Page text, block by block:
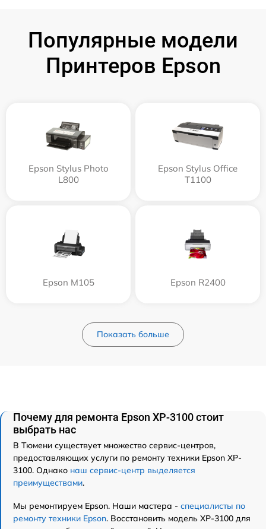
Популярные модели
Принтеров Epson
Epson Stylus Photo
L800
Epson Stylus Office
T1100
Epson M105 Epson R2400
Показать больше
Почему для ремонта Epson XP-3100 стоит
выбрать нас
В Тюмени существует множество сервис-центров,
предоставляющих услуги по ремонту техники Epson XP-
3100. Однако наш сервис-центр выделяется
преимуществами.
Мы ремонтируем Epson. Наши мастера - специалисты по
ремонту техники Epson. Восстановить модель XP-3100 для